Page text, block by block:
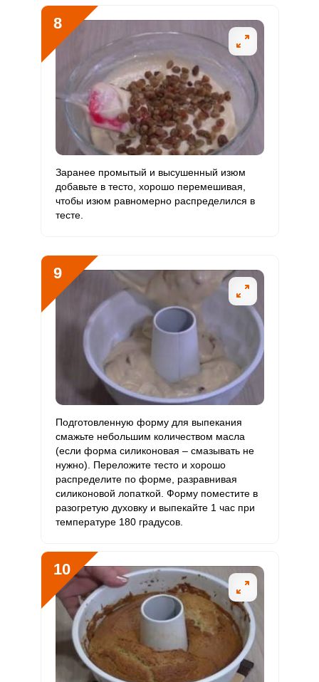
8
Заранее промытый и высушенный изюм
добавьте в тесто, хорошо перемешивая,
чтобы изюм равномерно распределился в
тесте.
9
Подготовленную форму для выпекания
смажьте небольшим количеством масла
(если форма силиконовая – смазывать не
нужно). Переложите тесто и хорошо
распределите по форме, разравнивая
силиконовой лопаткой. Форму поместите в
разогретую духовку и выпекайте 1 час при
температуре 180 градусов.
10